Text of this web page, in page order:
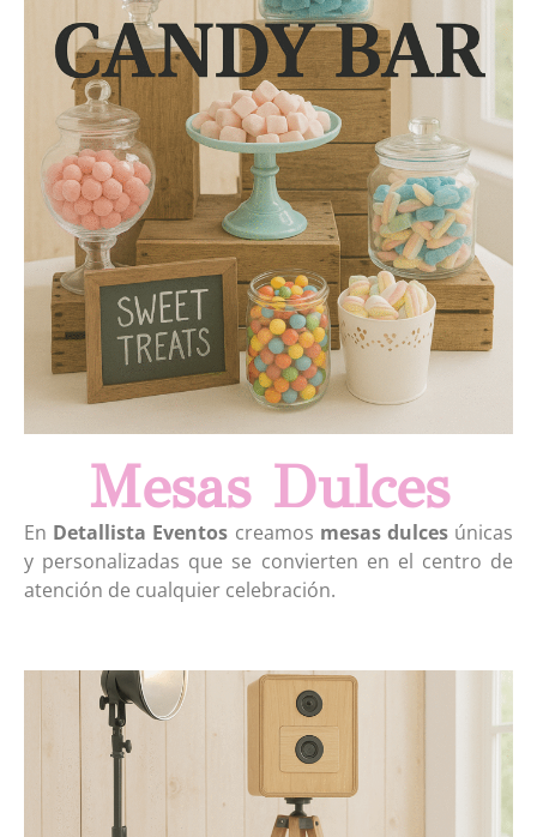
Mesas Dulces
En Detallista Eventos creamos mesas dulcesúnicas
y personalizadas que se convierten en el centro de
atención de cualquier celebración.